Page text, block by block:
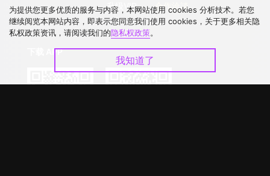
升级VIP
合作洽談
下载 APP
为提供您更多优质的服务与内容，本网站使用 cookies 分析技术。若您
继续阅览本网站内容，即表示您同意我们使用 cookies，关于更多相关隐
私权政策资讯，请阅读我们的隐私权政策。
我知道了